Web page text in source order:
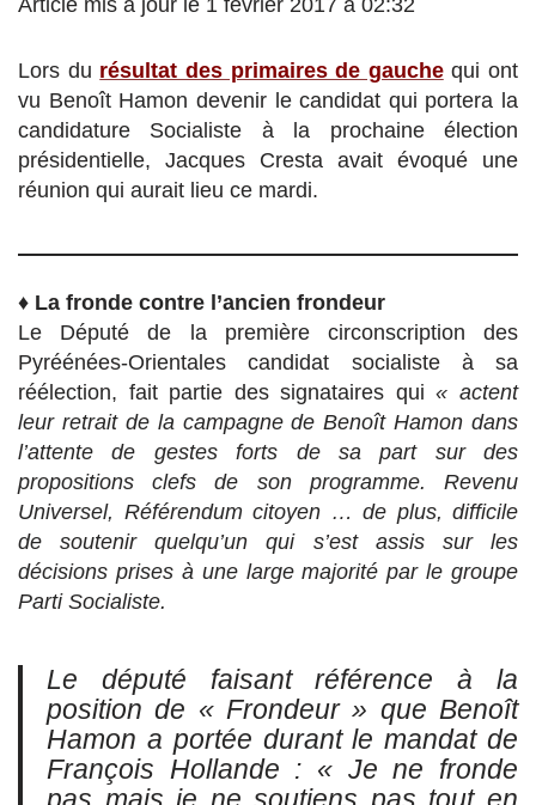
Lors du résultat des primaires de gauchequi ont
vu Benoît Hamon devenir le candidat qui portera la
candidature Socialiste à la prochaine élection
présidentielle, Jacques Cresta avait évoqué une
réunion qui aurait lieu ce mardi.
♦ La fronde contre l’ancien frondeur
Le Député de la première circonscription des
Pyréénées-Orientales candidat socialiste à sa
réélection, fait partie des signataires qui« actent
leur retrait de la campagne de Benoît Hamon dans
l’attente de gestes forts de sa part sur des
propositions clefs de son programme. Revenu
Universel, Référendum citoyen … de plus, difficile
de soutenir quelqu’un qui s’est assis sur les
décisions prises à une large majorité par le groupe
Parti Socialiste.
Le député faisant référence à la
position de « Frondeur » que Benoît
Hamon a portée durant le mandat de
François Hollande : « Je ne fronde